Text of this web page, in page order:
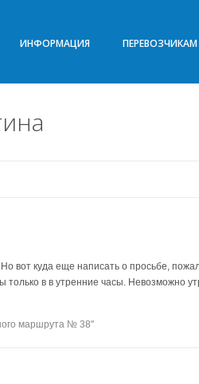
ИНФОРМАЦИЯ ПЕРЕВОЗЧИКАМ
вот куда еще написать о просьбе,
только в в утренние часы. Невозможно
маршрута № 38"